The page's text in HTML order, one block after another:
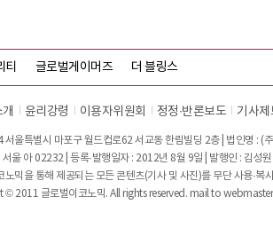
티 글로벌게이머즈 더 블링스
윤리강령 이용자위원회 정정∙반론보도 기사제
서울특별시 마포구 월드컵로62 서교동 한림빌딩 2층 | 법인명 : (
서울 아 02232 | 등록·발행일자 : 2012년 8월 9일 | 발행인 : 김성
노믹을 통해 제공되는 모든 콘텐츠(기사 및 사진)를 무단 사용·복
© 2011 글로벌이코노믹. All rights reserved. mail to